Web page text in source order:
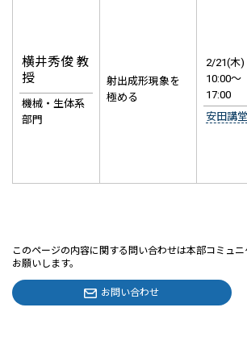
横井秀俊 教
授
機械・生体系
部門
射出成形現象を
極める
2/21(木)
10:00～
17:00
安田講堂
このページの内容に関する問い合わせは本部コミュ
お願いします。
お問い合わせ